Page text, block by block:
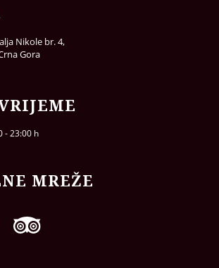
Nikole br. 4,
Gora
- 23:00 h
MREŽE